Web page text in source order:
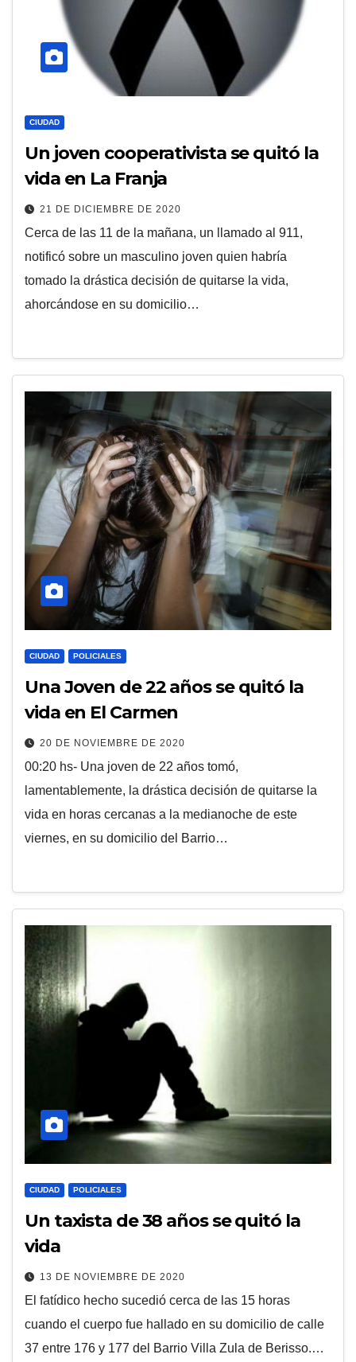
CIUDAD
Un joven cooperativista se quitó la
vida en La Franja
21 DE DICIEMBRE DE 2020
Cerca de las 11 de la mañana, un llamado al 911,
notificó sobre un masculino joven quien habría
tomado la drástica decisión de quitarse la vida,
ahorcándose en su domicilio…
CIUDAD POLICIALES
Una Joven de 22 años se quitó la
vida en El Carmen
20 DE NOVIEMBRE DE 2020
00:20 hs- Una joven de 22 años tomó,
lamentablemente, la drástica decisión de quitarse la
vida en horas cercanas a la medianoche de este
viernes, en su domicilio del Barrio…
CIUDAD POLICIALES
Un taxista de 38 años se quitó la
vida
13 DE NOVIEMBRE DE 2020
El fatídico hecho sucedió cerca de las 15 horas
cuando el cuerpo fue hallado en su domicilio de calle
37 entre 176 y 177 del Barrio Villa Zula de Berisso.…